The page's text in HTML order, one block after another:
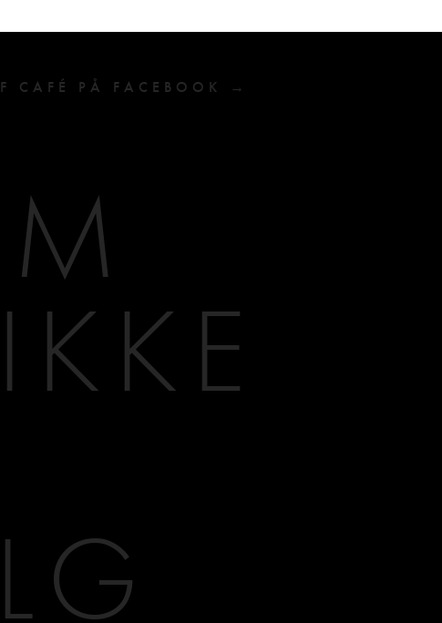
CAFÉ PÅ FACEBOOK →